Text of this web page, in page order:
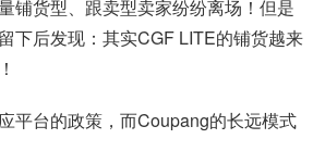
铺货型、跟卖型卖家纷纷离场！但是
下后发现：其实CGF LITE的铺货越来
平台的政策，而Coupang的长远模式